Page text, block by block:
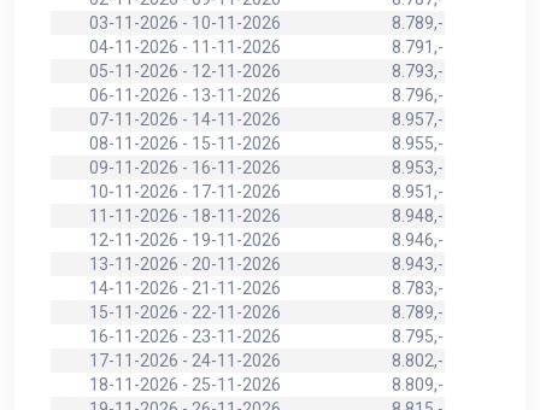
03-11-2026 - 10-11-2026
8.789,-
04-11-2026 - 11-11-2026
8.791,-
05-11-2026 - 12-11-2026
8.793,-
06-11-2026 - 13-11-2026
8.796,-
07-11-2026 - 14-11-2026
8.957,-
08-11-2026 - 15-11-2026
8.955,-
09-11-2026 - 16-11-2026
8.953,-
10-11-2026 - 17-11-2026
8.951,-
11-11-2026 - 18-11-2026
8.948,-
12-11-2026 - 19-11-2026
8.946,-
13-11-2026 - 20-11-2026
8.943,-
14-11-2026 - 21-11-2026
8.783,-
15-11-2026 - 22-11-2026
8.789,-
16-11-2026 - 23-11-2026
8.795,-
17-11-2026 - 24-11-2026
8.802,-
18-11-2026 - 25-11-2026
8.809,-